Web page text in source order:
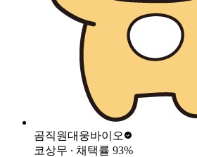
곰직원대웅바이오
코상무 ∙ 채택률 93%